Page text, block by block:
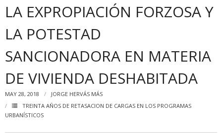
LA EXPROPIACIÓN FORZOSA Y
LA POTESTAD
SANCIONADORA EN MATERIA
DE VIVIENDA DESHABITADA
MAY 28, 2018
JORGE HERVÁS MÁS
TREINTA AÑOS DE RETASACION DE CARGAS EN LOS PROGRAMAS
URBANÍSTICOS